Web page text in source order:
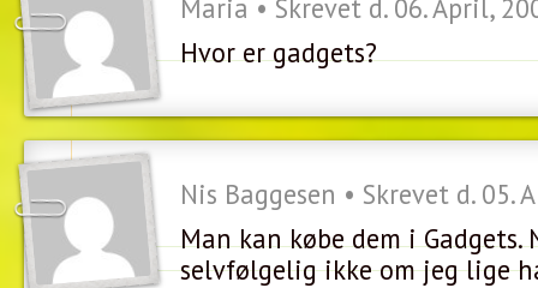
Maria • Skrevet d. 06. April,
Hvor er gadgets?
Nis Baggesen • Skrevet d. 05.
Man kan købe dem i Gadgets.
selvfølgelig ikke om jeg lige